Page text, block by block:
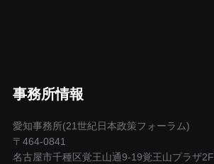
事務所情報
愛知事務所(21世紀日本政策フォーラム)
〒464-0841
名古屋市千種区覚王山通9-19覚王山プラザ2F